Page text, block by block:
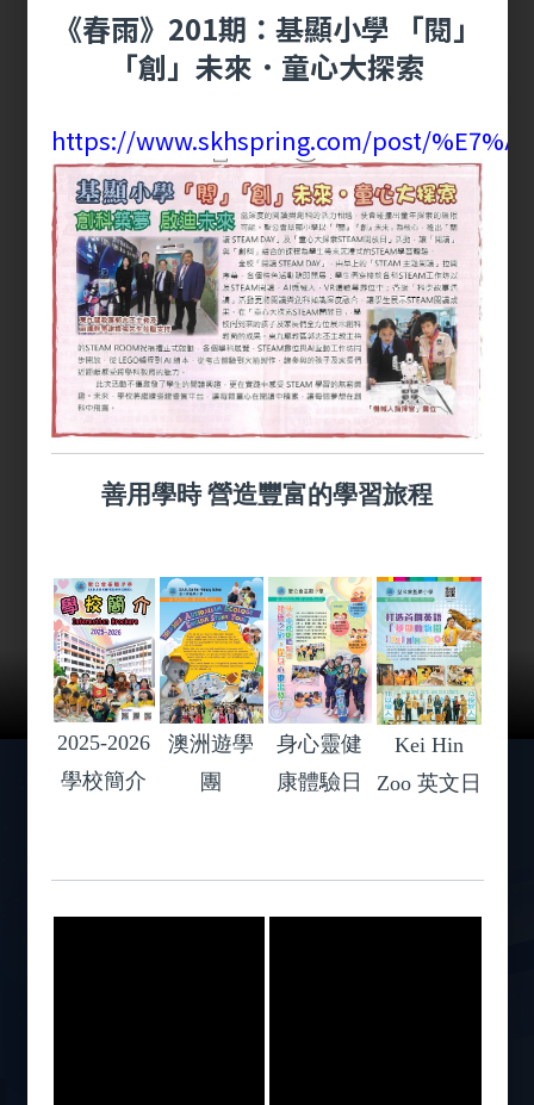
2026-07-09
瀏覽更多 +
2026-07-18
國際青少年創科教育大賽 2026
榮譽表揚 瀏覽更多 +
13
JUL
《春雨》201期：基顯小學 「閱」
「創」未來．童心大探索
https://www.skhspring.com/post/
善用學時 營造豐富的學習旅程
2025-2026
學校簡介
澳洲遊學
團
身心靈健
康體驗日
Kei Hin
Zoo 英文日